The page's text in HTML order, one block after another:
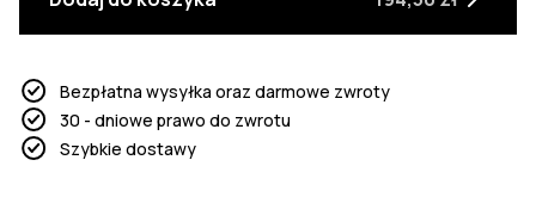
Bezpłatna wysyłka oraz darmowe zwroty
30 - dniowe prawo do zwrotu
Szybkie dostawy